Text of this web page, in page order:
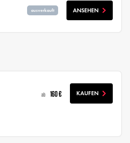
ausverkauft ANSEHEN
ab 160 € KAUFEN